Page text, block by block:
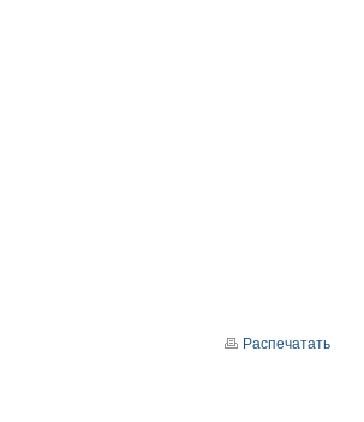
Распечатать